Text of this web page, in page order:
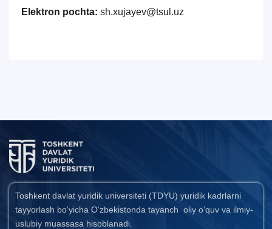
Elektron pochta: sh.xujayev@tsul.uz
Toshkent davlat yuridik universiteti (TDYU) yuridik kadrlarni
tayyorlash bo‘yicha O‘zbekistonda tayanch oliy o‘quv va ilmiy-
uslubiy muassasa hisoblanadi.